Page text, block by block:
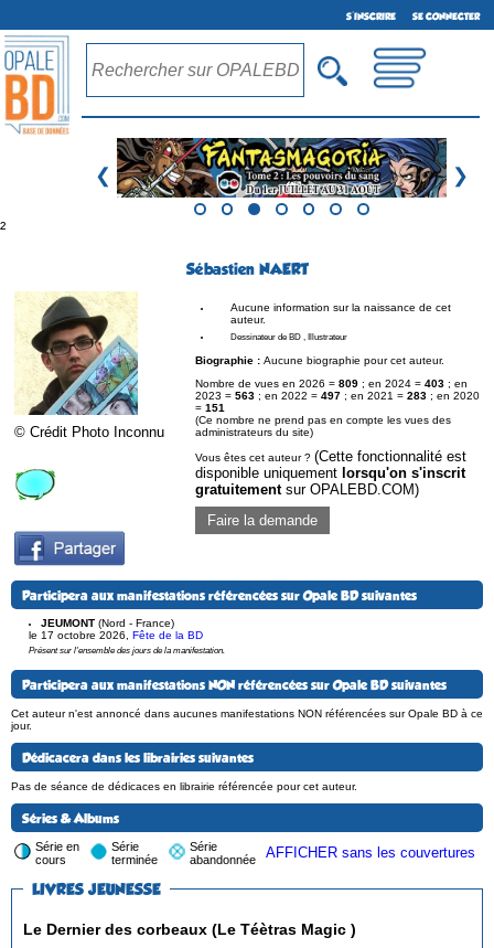
S'INSCRIRE SE CONNECTER
❮ ❯
²
Sébastien NAERT
© Crédit Photo Inconnu
Aucune information sur la naissance de cet
auteur.
Dessinateur de BD , Illustrateur
Biographie : Aucune biographie pour cet auteur.
Nombre de vues en 2026 = 809 ; en 2024 = 403 ; en
2023 = 563 ; en 2022 = 497 ; en 2021 = 283 ; en 2020
= 151
(Ce nombre ne prend pas en compte les vues des
administrateurs du site)
Vous êtes cet auteur ? (Cette fonctionnalité est
disponible uniquement lorsqu'on s'inscrit
gratuitementsur OPALEBD.COM)
Faire la demande
Participera aux manifestations référencées sur Opale BD suivantes
JEUMONT (Nord - France)
le 17 octobre 2026
Fête de la BD
Présent sur l'ensemble des jours de la manifestation.
Participera aux manifestations NON référencées sur Opale BD suivantes
Cet auteur n'est annoncé dans aucunes manifestations NON référencées sur Opale BD à ce
jour.
Dédicacera dans les librairies suivantes
Pas de séance de dédicaces en librairie référencée pour cet auteur.
Séries & Albums
Série en
cours
Série
terminée
Série
abandonnée
AFFICHER sans les couvertures
LIVRES JEUNESSE
Le Dernier des corbeaux (Le Téètras Magic )